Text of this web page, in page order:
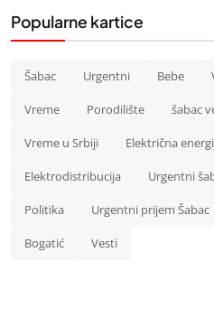
Popularne kartice
Šabac Urgentni Bebe
Vreme Porodilište šabac
Vreme u Srbiji Električna
Elektrodistribucija Urgentni
Politika Urgentni prijem Šabac
Bogatić Vesti